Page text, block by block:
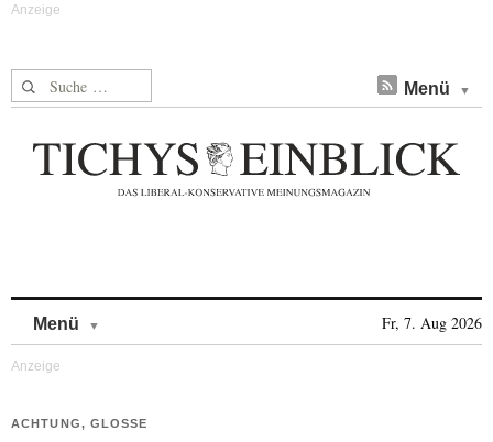
Suche nach: Menü
Menü Fr, 7. Aug 2026
ACHTUNG, GLOSSE